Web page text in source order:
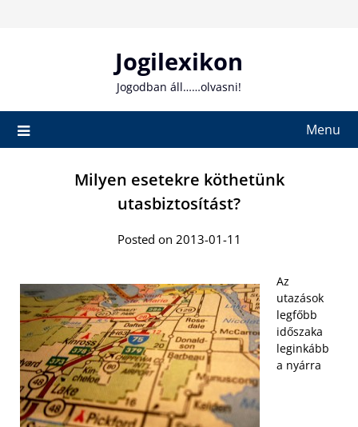
Jogilexikon
Jogodban áll……olvasni!
Menu
Milyen esetekre köthetünk
utasbiztosítást?
Posted on 2013-01-11
Az
utazások
legfőbb
időszaka
leginkább
a nyárra